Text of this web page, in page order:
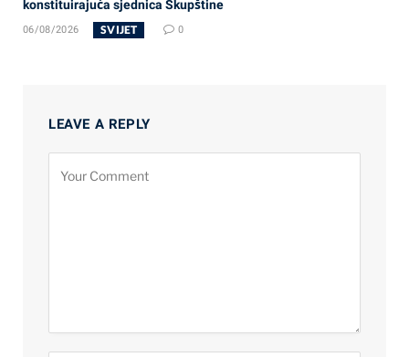
konstituirajuća sjednica Skupštine
06/08/2026 SVIJET 0
LEAVE A REPLY